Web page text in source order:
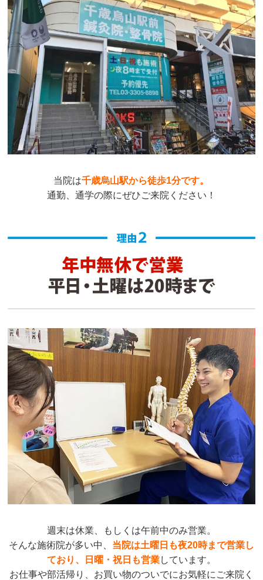
当院は千歳烏山駅から徒歩1分です。
通勤、通学の際にぜひご来院ください！
週末は休業、もしくは午前中のみ営業。
そんな施術院が多い中、 当院は土曜日も夜20時まで営業し
ており、日曜・祝日も営業しています。
お仕事や部活帰り、お買い物のついでにお気軽にご来院く